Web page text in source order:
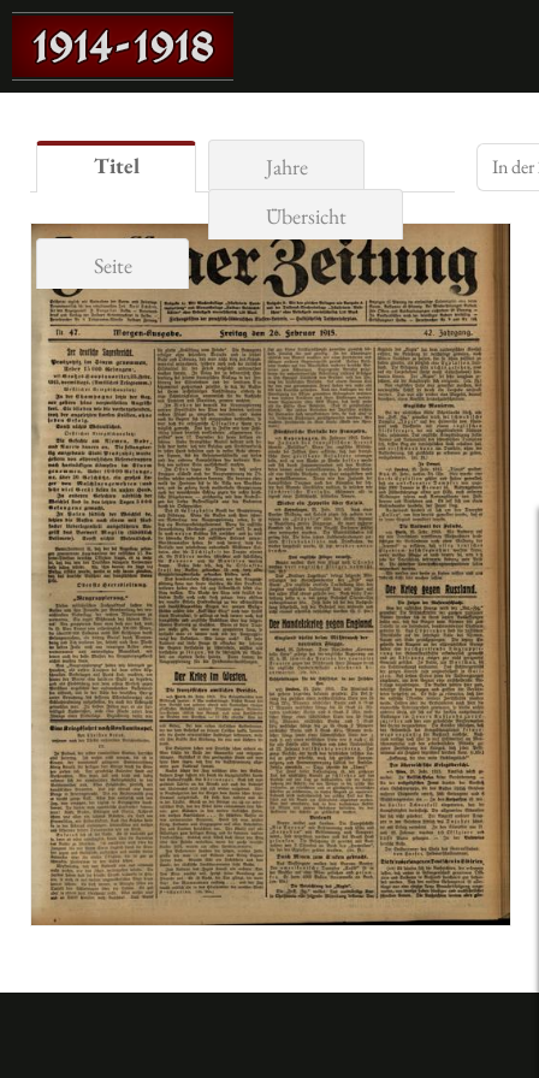
Titel
Jahre
Übersicht
Seite